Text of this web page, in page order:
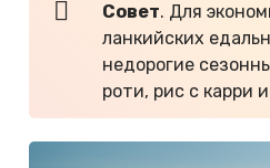
Совет. Для
ланкийских
недорогие
роти, рис с карри